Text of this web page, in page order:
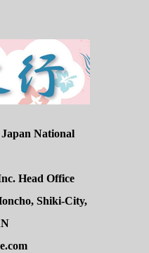
National
Head Office
Shiki-City,